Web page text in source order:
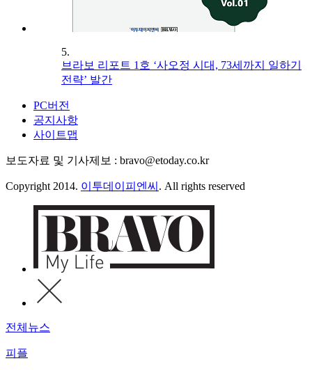
5.
브라보 리포트 1호 ‘사오정 시대, 73세까지 일하기
전략’ 발간
PC버전
공지사항
사이트맵
보도자료 및 기사제보 : bravo@etoday.co.kr
Copyright 2014. 이투데이피엔씨 . All rights reserved
전체뉴스
피플